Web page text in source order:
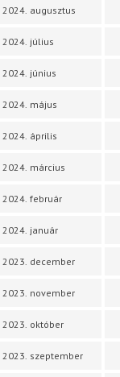
2024. augusztus
2024. július
2024. június
2024. május
2024. április
2024. március
2024. február
2024. január
2023. december
2023. november
2023. október
2023. szeptember